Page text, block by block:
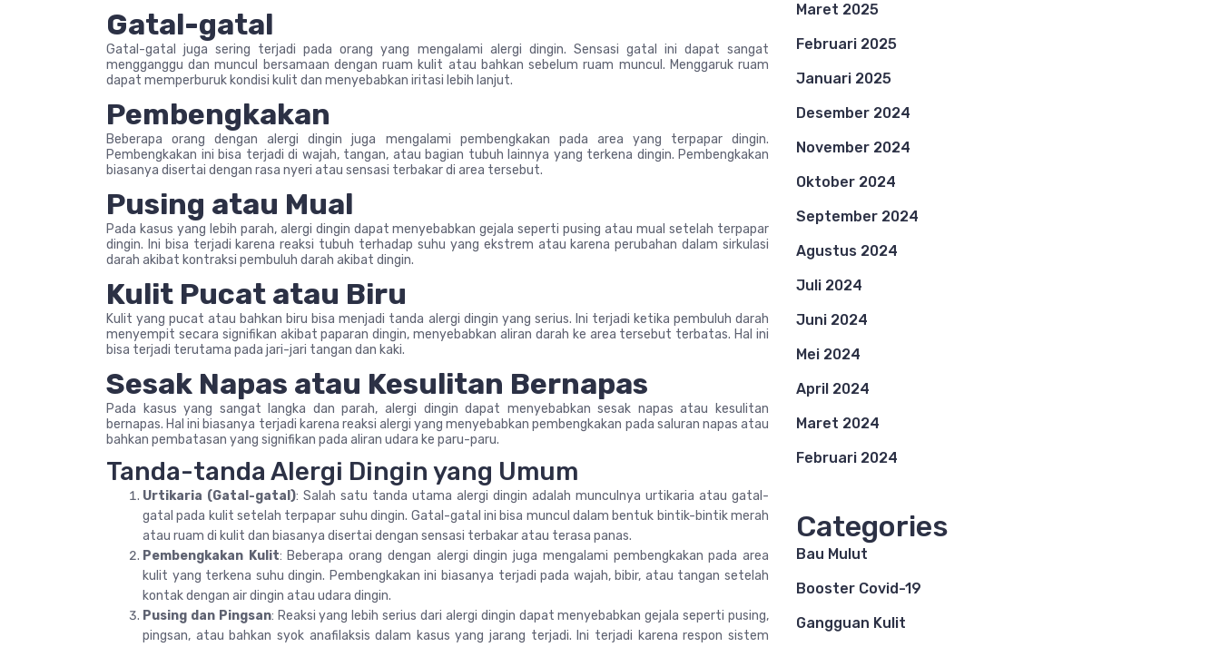
Gatal-gatal
Gatal-gatal juga sering terjadi pada orang yang mengalami alergi dingin. Sensasi gatal ini dapat sangat
mengganggu dan muncul bersamaan dengan ruam kulit atau bahkan sebelum ruam muncul. Menggaruk ruam
dapat memperburuk kondisi kulit dan menyebabkan iritasi lebih lanjut.
Pembengkakan
Beberapa orang dengan alergi dingin juga mengalami pembengkakan pada area yang terpapar dingin.
Pembengkakan ini bisa terjadi di wajah, tangan, atau bagian tubuh lainnya yang terkena dingin. Pembengkakan
biasanya disertai dengan rasa nyeri atau sensasi terbakar di area tersebut.
Pusing atau Mual
Pada kasus yang lebih parah, alergi dingin dapat menyebabkan gejala seperti pusing atau mual setelah terpapar
dingin. Ini bisa terjadi karena reaksi tubuh terhadap suhu yang ekstrem atau karena perubahan dalam sirkulasi
darah akibat kontraksi pembuluh darah akibat dingin.
Kulit Pucat atau Biru
Kulit yang pucat atau bahkan biru bisa menjadi tanda alergi dingin yang serius. Ini terjadi ketika pembuluh darah
menyempit secara signifikan akibat paparan dingin, menyebabkan aliran darah ke area tersebut terbatas. Hal ini
bisa terjadi terutama pada jari-jari tangan dan kaki.
Sesak Napas atau Kesulitan Bernapas
Pada kasus yang sangat langka dan parah, alergi dingin dapat menyebabkan sesak napas atau kesulitan
bernapas. Hal ini biasanya terjadi karena reaksi alergi yang menyebabkan pembengkakan pada saluran napas atau
bahkan pembatasan yang signifikan pada aliran udara ke paru-paru.
Tanda-tanda Alergi Dingin yang Umum
Urtikaria (Gatal-gatal): Salah satu tanda utama alergi dingin adalah munculnya urtikaria atau gatal-
gatal pada kulit setelah terpapar suhu dingin. Gatal-gatal ini bisa muncul dalam bentuk bintik-bintik merah
atau ruam di kulit dan biasanya disertai dengan sensasi terbakar atau terasa panas.
Pembengkakan Kulit: Beberapa orang dengan alergi dingin juga mengalami pembengkakan pada area
kulit yang terkena suhu dingin. Pembengkakan ini biasanya terjadi pada wajah, bibir, atau tangan setelah
kontak dengan air dingin atau udara dingin.
Pusing dan Pingsan: Reaksi yang lebih serius dari alergi dingin dapat menyebabkan gejala seperti pusing,
pingsan, atau bahkan syok anafilaksis dalam kasus yang jarang terjadi. Ini terjadi karena respon sistem
Maret 2025
Februari 2025
Januari 2025
Desember 2024
November 2024
Oktober 2024
September 2024
Agustus 2024
Juli 2024
Juni 2024
Mei 2024
April 2024
Maret 2024
Februari 2024
Categories
Bau Mulut
Booster Covid-19
Gangguan Kulit